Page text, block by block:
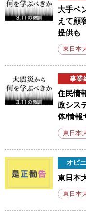
大手ベ
えて顧
提供も
東日本
事業
住民情
政シス
体/情報
東日本
オピ
東日本
東日本